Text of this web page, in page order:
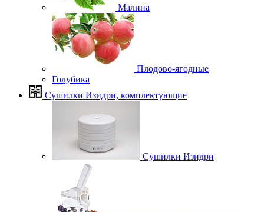
Малина
Плодово-ягодные
Голубика
Сушилки Изидри, комплектующие
Сушилки Изидри